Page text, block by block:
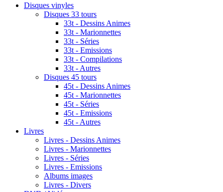
Disques vinyles
Disques 33 tours
33t - Dessins Animes
33t - Marionnettes
33t - Séries
33t - Emissions
33t - Compilations
33t - Autres
Disques 45 tours
45t - Dessins Animes
45t - Marionnettes
45t - Séries
45t - Emissions
45t - Autres
Livres
Livres - Dessins Animes
Livres - Marionnettes
Livres - Séries
Livres - Emissions
Albums images
Livres - Divers